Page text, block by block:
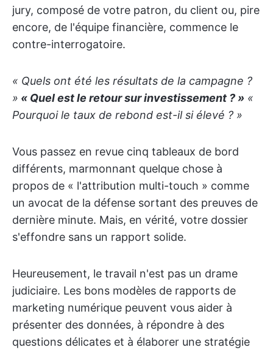
jury, composé de votre patron, du client ou, pire
encore, de l'équipe financière, commence le
contre-interrogatoire.
« Quels ont été les résultats de la campagne ?
» « Quel est le retour sur investissement ? » «
Pourquoi le taux de rebond est-il si élevé ? »
Vous passez en revue cinq tableaux de bord
différents, marmonnant quelque chose à
propos de « l'attribution multi-touch » comme
un avocat de la défense sortant des preuves de
dernière minute. Mais, en vérité, votre dossier
s'effondre sans un rapport solide.
Heureusement, le travail n'est pas un drame
judiciaire. Les bons modèles de rapports de
marketing numérique peuvent vous aider à
présenter des données, à répondre à des
questions délicates et à élaborer une stratégie